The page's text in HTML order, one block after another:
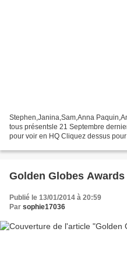
Stephen,Janina,Sam,Anna
tous présentsle 21 Septembre
pour voir en HQ Cliquez dessus
Golden Globes Awards
Publié le 13/01/2014 à 20:59
Par sophie17036